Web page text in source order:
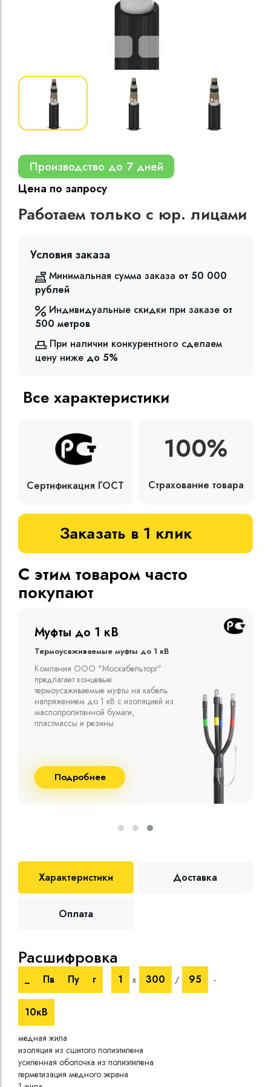
Кабели
изоляцией
Производство до 7 дней
Цена по запросу
Работаем только с юр. лицами
Условия заказа
Минимальная сумма заказа от 50 000
рублей
Индивидуальные скидки при заказе от
500 метров
При наличии конкурентного сделаем
цену ниже до 5%
Все характеристики
Сертификация ГОСТ
100%
Страхование товара
Заказать в 1 клик
С этим товаром часто
покупают
Муфты до 1 кВ
Термоусаживаемые муфты до 1 кВ
Компания ООО "Москабельторг"
предлагает концевые
термоусаживаемые муфты на кабель
напряжением до 1 кВ с изоляцией из
маслопропитанной бумаги,
пластмассы и резины.
Подробнее
Характеристики Доставка
Оплата
Расшифровка
Пв Пу г 1 х 300 / 95 -
10кВ
медная жила
изоляция из сшитого полиэтилена
усиленная оболочка из полиэтилена
герметизация медного экрана